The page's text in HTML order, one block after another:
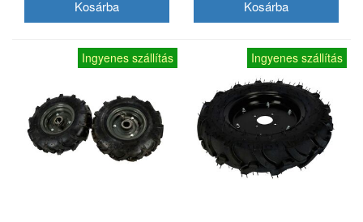
Ingyenes szállítás Ingyenes szállítás